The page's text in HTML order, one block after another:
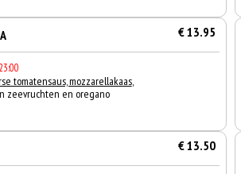
€ 13.95
tomatensaus, mozzarellakaas,
zeevruchten en oregano
€ 13.50